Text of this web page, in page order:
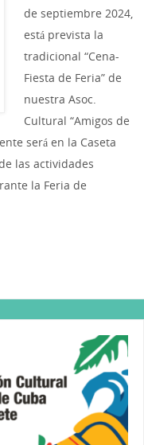
de septiembre 2024,
está prevista la
tradicional “Cena-
Fiesta de Feria” de
nuestra Asoc.
Cultural “Amigos de
será en la Caseta
las actividades
la Feria de